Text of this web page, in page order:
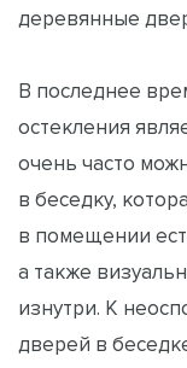
деревянные
В последнее
остекления
очень часто
в беседку,
в помещении
а также
изнутри. К
дверей в